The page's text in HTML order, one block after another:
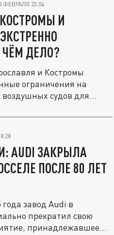
ФЕВРАЛЯ 23:04
И
ДЕЛО?
и Костромы
ограничения на
судов для...
AUDI ЗАКРЫЛА
ПОСЛЕ 80 ЛЕТ
года завод Audi в
прекратил свою
принадлежавшее...